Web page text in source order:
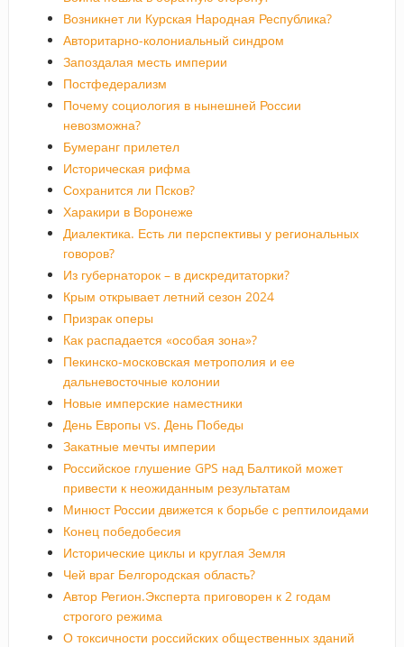
Возникнет ли Курская Народная Республика?
Авторитарно-колониальный синдром
Запоздалая месть империи
Постфедерализм
Почему социология в нынешней России
невозможна?
Бумеранг прилетел
Историческая рифма
Сохранится ли Псков?
Харакири в Воронеже
Диалектика. Есть ли перспективы у региональных
говоров?
Из губернаторок – в дискредитаторки?
Крым открывает летний сезон 2024
Призрак оперы
Как распадается «особая зона»?
Пекинско-московская метрополия и ее
дальневосточные колонии
Новые имперские наместники
День Европы vs. День Победы
Закатные мечты империи
Российское глушение GPS над Балтикой может
привести к неожиданным результатам
Минюст России движется к борьбе с рептилоидами
Конец победобесия
Исторические циклы и круглая Земля
Чей враг Белгородская область?
Автор Регион.Эксперта приговорен к 2 годам
строгого режима
О токсичности российских общественных зданий